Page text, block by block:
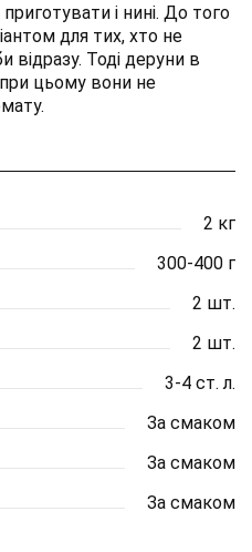
і нині. До того
для тих, хто не
Тоді деруни в
цьому вони не
2 кг
300-400 г
2 шт.
2 шт.
3-4 ст. л.
За смаком
За смаком
За смаком